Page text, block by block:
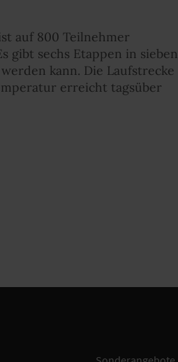
auf 800 Teilnehmer
gibt sechs Etappen in sieben
kann. Die Laufstrecke
erreicht tagsüber